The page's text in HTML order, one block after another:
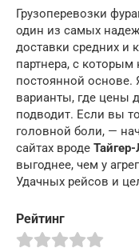
Грузоперевозки
один из самых
доставки средних и
партнера, с которым
постоянной основе.
варианты, где цены
подводит. Если вы
головной боли, —
сайтах вроде
выгоднее, чем у
Удачных рейсов и
Рейтинг